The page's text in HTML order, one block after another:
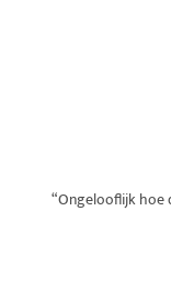
“Ongelooflijk